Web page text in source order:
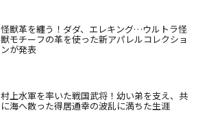
怪獣革を纏う！ダダ、エレキング…ウルトラ怪
獣モチーフの革を使った新アパレルコレクショ
ンが発表
村上水軍を率いた戦国武将！幼い弟を支え、共
に海へ散った得居通幸の波乱に満ちた生涯